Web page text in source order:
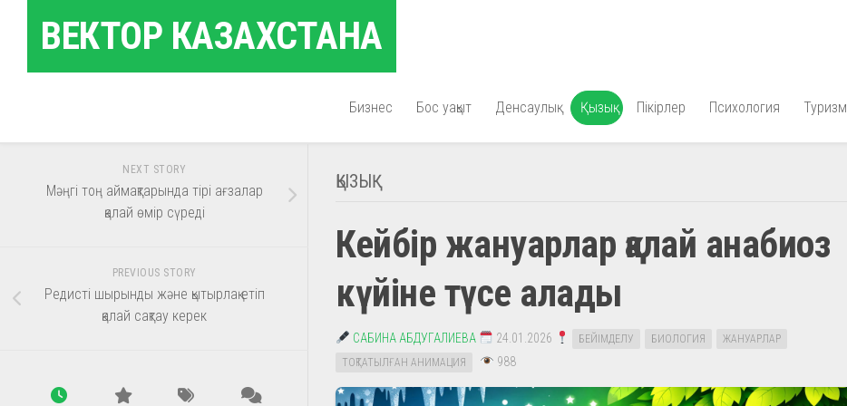
contentВЕКТОР КАЗАХСТАНА
Бизнес Бос уақыт Денсаулық Қызық Пікірлер Психология Туризм
ҚЫЗЫҚ
Кейбір жануарлар қалай анабиоз
күйіне түсе алады
САБИНА АБДУГАЛИЕВА 24.01.2026 БЕЙІМДЕЛУ БИОЛОГИЯ
ЖАНУАРЛАР
ТОҚТАТЫЛҒАН АНИМАЦИЯ
988
NEXT STORY
Мәңгі тоң аймақтарында тірі ағзалар
қалай өмір сүреді
PREVIOUS STORY
Редисті шырынды және қытырлақ етіп
қалай сақтау керек